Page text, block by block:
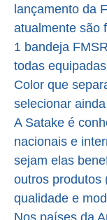
lançamento da
atualmente são
1 bandeja
todas
Color que
selecionar
A Satake é
nacionais e
sejam elas
outros produtos
qualidade e
Nos países da